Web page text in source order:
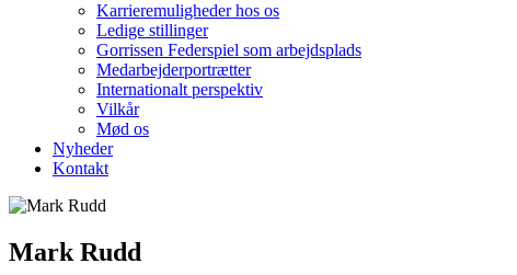
Karrieremuligheder hos os
Ledige stillinger
Gorrissen Federspiel som arbejdsplads
Medarbejderportrætter
Internationalt perspektiv
Vilkår
Mød os
Nyheder
Kontakt
Mark Rudd